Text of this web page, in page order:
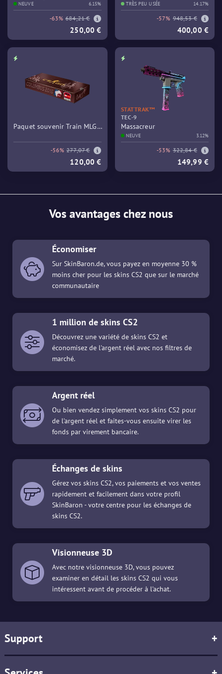
commandos
NEUVE 6.15%
-63% 684,21 €
250,00 €
TRÈS PEU USÉE 14.17%
-57% 948,53 €
400,00 €
Paquet souvenir Train MLG
-56% 277,07 €
120,00 €
STATTRAK™
TEC-9
Massacreur
NEUVE 3.12%
-53% 322,84 €
149,99 €
Vos avantages chez nous
Économiser
Sur SkinBaron.de, vous payez en moyenne 30 %
moins cher pour les skins CS2 que sur le marché
communautaire
1 million de skins CS2
Découvrez une variété de skins CS2 et
économisez de l'argent réel avec nos filtres de
marché.
Argent réel
Ou bien vendez simplement vos skins CS2 pour
de l'argent réel et faites-vous ensuite virer les
fonds par virement bancaire.
Échanges de skins
Gérez vos skins CS2, vos paiements et vos ventes
rapidement et facilement dans votre profil
SkinBaron - votre centre pour les échanges de
skins CS2.
Visionneuse 3D
Avec notre visionneuse 3D, vous pouvez
examiner en détail les skins CS2 qui vous
intéressent avant de procéder à l'achat.
Support +